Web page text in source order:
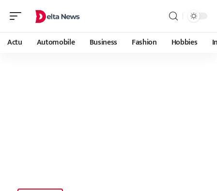
Actu Automobile Business Fashion Hobbies